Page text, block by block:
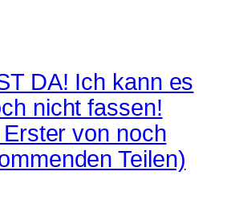
DA! Ich kann es
nicht fassen!
von noch
Teilen)